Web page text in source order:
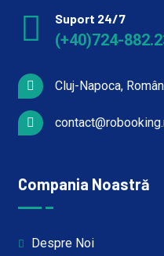
Suport 24/7
(+40)724-
Cluj-Napoca,
Compania Noastră
Despre Noi